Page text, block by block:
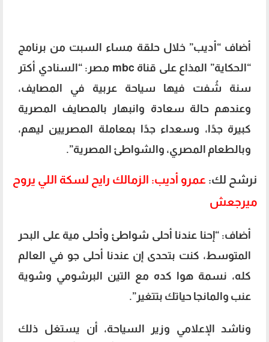
أضاف “أديب” خلال حلقة مساء السبت من برنامج
“الحكاية” المذاع على قناة mbc مصر: “السنادي أكتر
سنة شُفت فيها سياحة عربية في المصايف،
وعندهم حالة سعادة وانبهار بالمصايف المصرية
كبيرة جدًا، وسعداء جدًا بمعاملة المصريين ليهم،
وبالطعام المصري، والشواطئ المصرية”.
نرشح لك: عمرو أديب: الزمالك رايح لسكة اللي يروح
ميرجعش
أضاف: “إحنا عندنا أحلى شواطئ وأحلى مية على البحر
المتوسط، كنت بتحدى إن عندنا أحلى جو في العالم
كله، نسمة هوا كده مع التين البرشومي وشوية
عنب والمانجا حياتك بتتغير”.
وناشد الإعلامي وزير السياحة، أن يستغل ذلك